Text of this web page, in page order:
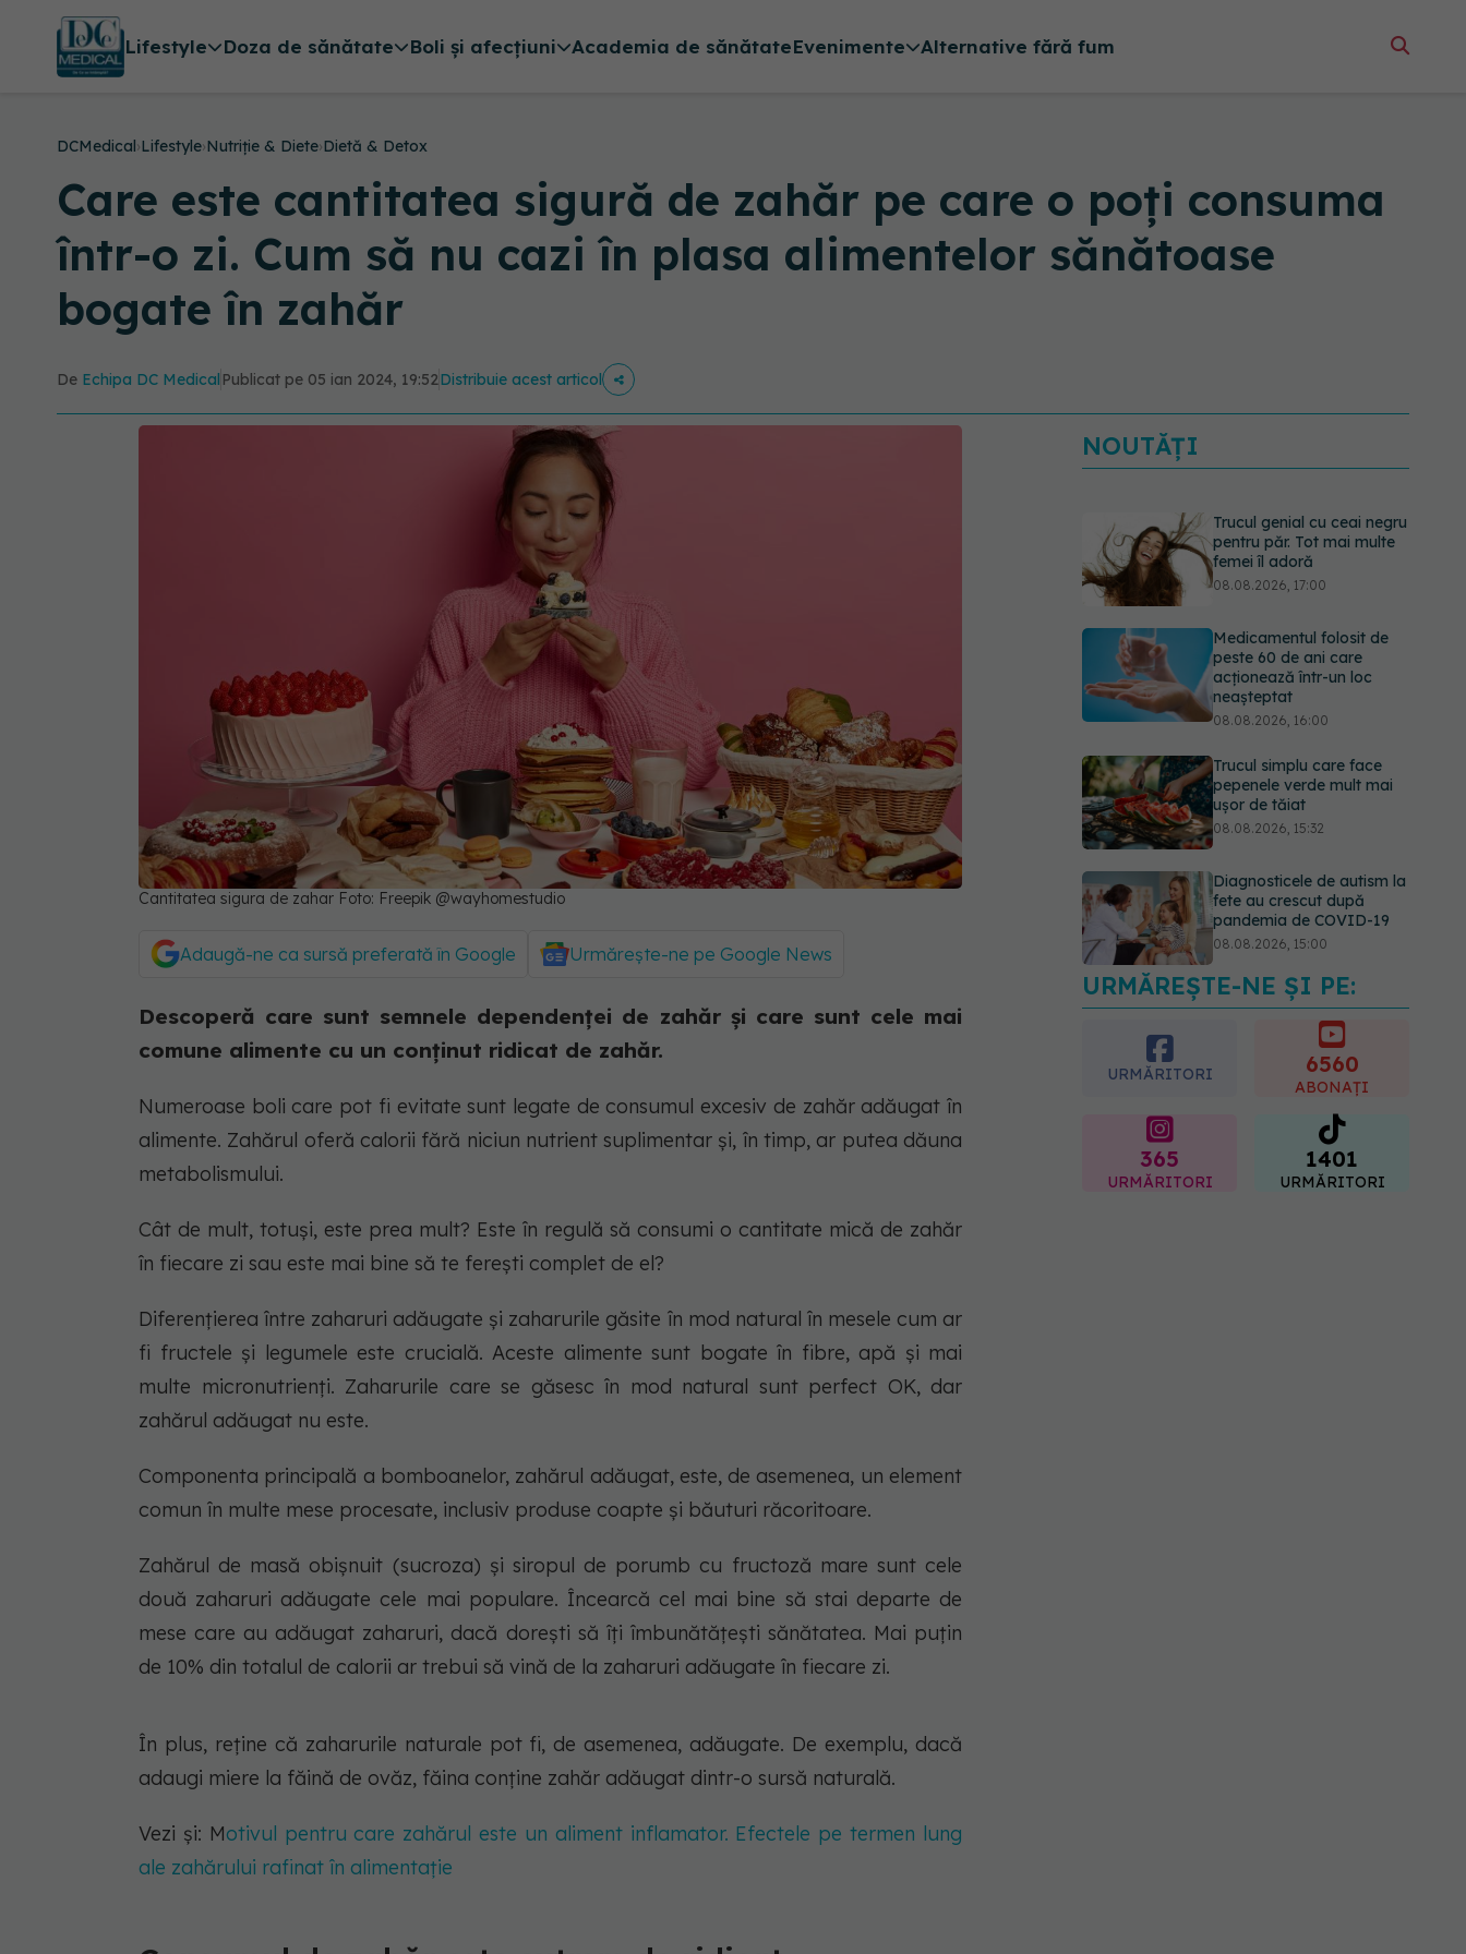
Lifestyle Doza de sănătate Boli și afecțiuni Academia de sănătateEvenimente Alternative fără fum
DCMedical›Lifestyle›Nutriție & Diete›Dietă & Detox
Care este cantitatea sigură de zahăr pe care o poți consuma
într-o zi. Cum să nu cazi în plasa alimentelor sănătoase
bogate în zahăr
De Echipa DC Medical Publicat pe 05 ian 2024, 19:52Distribuie acest articol
Cantitatea sigura de zahar Foto: Freepik @wayhomestudio
Adaugă-ne ca sursă preferată în Google Urmărește-ne pe Google News
Descoperă care sunt semnele dependenței de zahăr și care sunt cele mai
comune alimente cu un conținut ridicat de zahăr.
Numeroase boli care pot fi evitate sunt legate de consumul excesiv de zahăr adăugat în
alimente. Zahărul oferă calorii fără niciun nutrient suplimentar și, în timp, ar putea dăuna
metabolismului.
Cât de mult, totuși, este prea mult? Este în regulă să consumi o cantitate mică de zahăr
în fiecare zi sau este mai bine să te ferești complet de el?
Diferențierea între zaharuri adăugate și zaharurile găsite în mod natural în mesele cum ar
fi fructele și legumele este crucială. Aceste alimente sunt bogate în fibre, apă și mai
multe micronutrienți. Zaharurile care se găsesc în mod natural sunt perfect OK, dar
zahărul adăugat nu este.
Componenta principală a bomboanelor, zahărul adăugat, este, de asemenea, un element
comun în multe mese procesate, inclusiv produse coapte și băuturi răcoritoare.
Zahărul de masă obișnuit (sucroza) și siropul de porumb cu fructoză mare sunt cele
două zaharuri adăugate cele mai populare. Încearcă cel mai bine să stai departe de
mese care au adăugat zaharuri, dacă dorești să îți îmbunătățești sănătatea. Mai puțin
de 10% din totalul de calorii ar trebui să vină de la zaharuri adăugate în fiecare zi.
În plus, reține că zaharurile naturale pot fi, de asemenea, adăugate. De exemplu, dacă
adaugi miere la făină de ovăz, făina conține zahăr adăugat dintr-o sursă naturală.
Vezi și: Motivul pentru care zahărul este un aliment inflamator. Efectele pe termen lung
ale zahărului rafinat în alimentație
NOUTĂȚI
Trucul genial cu ceai negru
pentru păr. Tot mai multe
femei îl adoră
08.08.2026, 17:00
Medicamentul folosit de
peste 60 de ani care
acționează într-un loc
neașteptat
08.08.2026, 16:00
Trucul simplu care face
pepenele verde mult mai
ușor de tăiat
08.08.2026, 15:32
Diagnosticele de autism la
fete au crescut după
pandemia de COVID-19
08.08.2026, 15:00
Microplasticele pot
traversa bariera
placentară și modifica
08.08.2026, 18:00
URMĂREȘTE-NE ȘI PE:
URMĂRITORI 6560
ABONAȚI
365
URMĂRITORI
1401
URMĂRITORI